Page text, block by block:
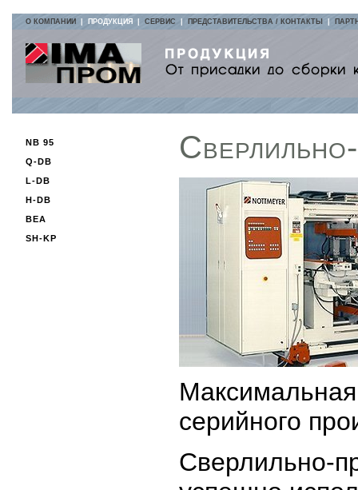
О КОМПАНИИ ПРОДУКЦИЯ СЕРВИС ПРЕДСТАВИТЕЛЬСТВА / КОНТАКТЫ
NB 95
Q-DB
L-DB
H-DB
BEA
SH-KP
серийного
Сверлильно-